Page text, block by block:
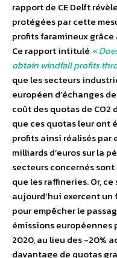
rapport de CE Delft
protégées par cette
profits faramineux
Ce rapport intitulé «
obtain windfall profits
que les secteurs
européen d’échanges
coût des quotas de CO2
que ces quotas leur ont
profits ainsi réalisés par
milliards d’euros sur la
secteurs concernés
que les raffineries. Or,
aujourd’hui exercent
pour empêcher le
émissions européennes
2020, au lieu des -20%
davantage de quotas